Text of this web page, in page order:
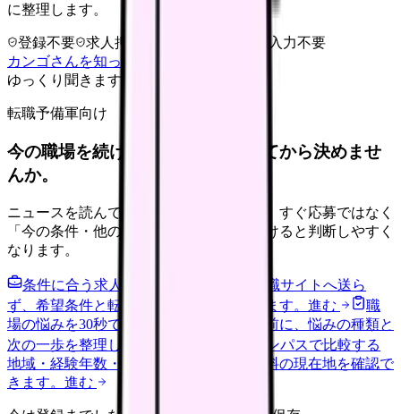
に整理します。
登録不要 求人押し売りなし
病院名は入力不要
カンゴさんを知ってから相談する
ゆっくり聞きます
転職予備軍向け
今の職場を続けるか、条件を比べてから決めませ
んか。
ニュースを読んで不安が強くなった時は、すぐ応募ではなく
「今の条件・他の選択肢・相談先」を分けると判断しやすく
なります。
条件に合う求人通知を受け取る
外部転職サイトへ送ら
ず、希望条件と転職時期を自社で預かります。 進む
職
場の悩みを30秒で診断
辞めるべきか迷う前に、悩みの種類と
次の一歩を整理します。
給料コンパスで比較する
地域・経験年数・施設形態から、今の給料の現在地を確認で
きます。 進む